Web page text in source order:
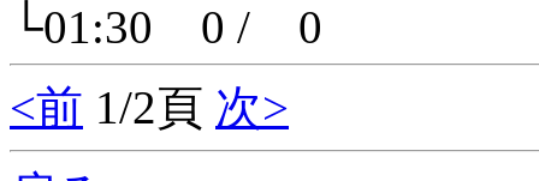
└01:30 0 / 0
<前 1/2頁 次>